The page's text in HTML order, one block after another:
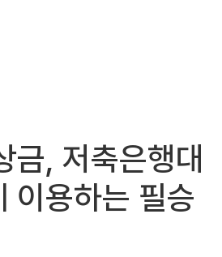
금, 저축은행대
이용하는 필승